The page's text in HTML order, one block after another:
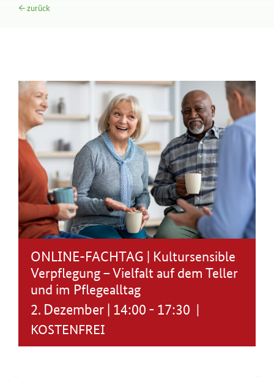
← zurück
ONLINE-FACHTAG | Kultursensible
Verpflegung – Vielfalt auf dem Teller
und im Pflegealltag
2. Dezember | 14:00 - 17:30
KOSTENFREI